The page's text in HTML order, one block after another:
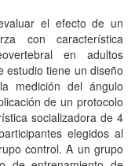
el efecto de un
con característica
en adultos
estudio tiene un diseño
medición del ángulo
de un protocolo
socializadora de 4
elegidos al
control. A un grupo